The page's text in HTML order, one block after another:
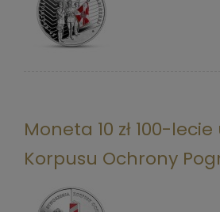
Moneta 10 zł 100-
Korpusu Ochrony